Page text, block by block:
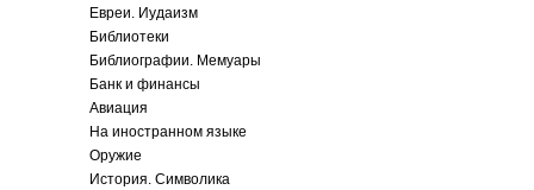
Евреи. Иудаизм
Библиотеки
Библиографии. Мемуары
Банк и финансы
Авиация
На иностранном языке
Оружие
История. Символика